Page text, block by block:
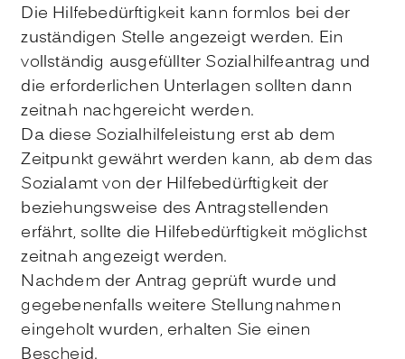
Die Hilfebedürftigkeit kann formlos bei der
zuständigen Stelle angezeigt werden. Ein
vollständig ausgefüllter Sozialhilfeantrag und
die erforderlichen Unterlagen sollten dann
zeitnah nachgereicht werden.
Da diese Sozialhilfeleistung erst ab dem
Zeitpunkt gewährt werden kann, ab dem das
Sozialamt von der Hilfebedürftigkeit der
beziehungsweise des Antragstellenden
erfährt, sollte die Hilfebedürftigkeit möglichst
zeitnah angezeigt werden.
Nachdem der Antrag geprüft wurde und
gegebenenfalls weitere Stellungnahmen
eingeholt wurden, erhalten Sie einen